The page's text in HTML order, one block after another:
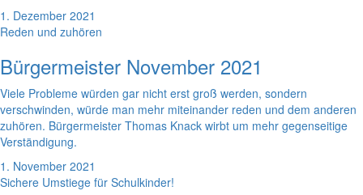
1. Dezember 2021
Reden und zuhören
Bürgermeister November 2021
Viele Probleme würden gar nicht erst groß werden, sondern
verschwinden, würde man mehr miteinander reden und dem anderen
zuhören. Bürgermeister Thomas Knack wirbt um mehr gegenseitige
Verständigung.
1. November 2021
Sichere Umstiege für Schulkinder!